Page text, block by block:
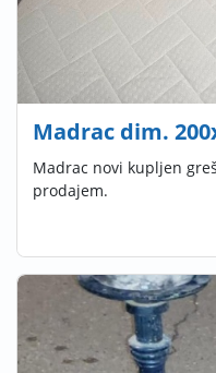
Madrac dim.
Madrac novi kupljen
prodajem.